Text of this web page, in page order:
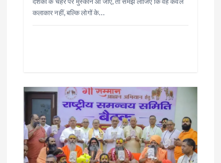
कलाकार नहीं, बल्कि लोगों के…